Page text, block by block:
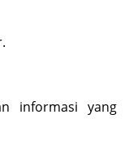
informasi yang